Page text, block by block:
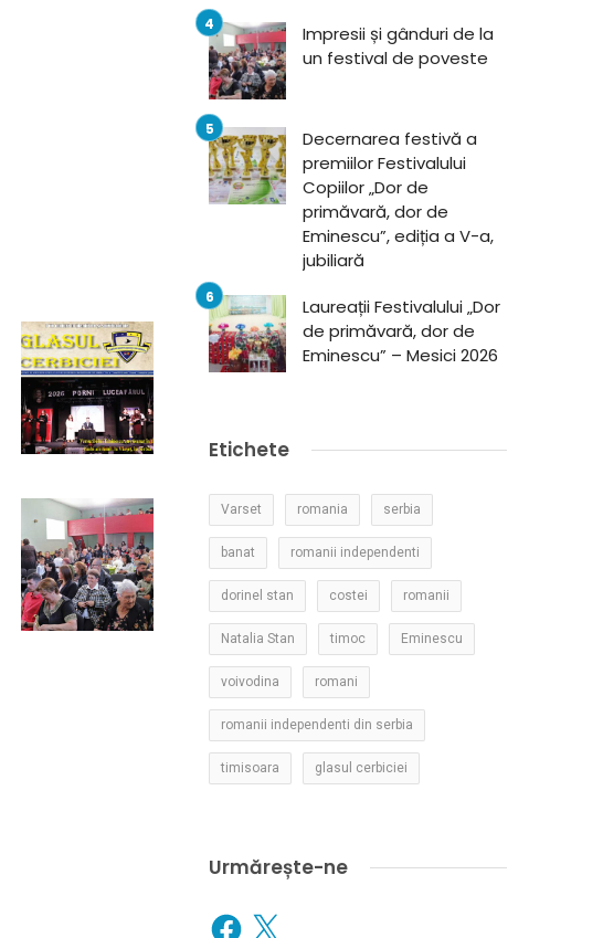
Impresii și gânduri de la
un festival de poveste
Decernarea festivă a
premiilor Festivalului
Copiilor „Dor de
primăvară, dor de
Eminescu”, ediția a V-a,
jubiliară
Laureații Festivalului „Dor
de primăvară, dor de
Eminescu” – Mesici 2026
Etichete
Varset romania serbia
banat romanii independenti
dorinel stan costei romanii
Natalia Stan timoc Eminescu
voivodina romani
romanii independenti din serbia
timisoara glasul cerbiciei
Urmărește-ne
Facebook
X